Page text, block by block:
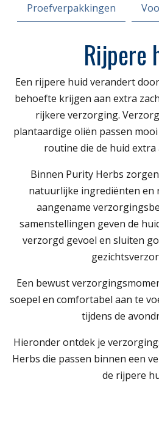
Proefverpakkingen
Rijpere
Een rijpere huid verandert
behoefte krijgen aan extra
rijkere verzorging.
plantaardige oliën passen
routine die de huid extra
Binnen Purity Herbs
natuurlijke ingrediënten en
aangename
samenstellingen geven de
verzorgd gevoel en sluiten
Een bewust
soepel en comfortabel aan te
tijdens de
Hieronder ontdek je
Herbs die passen binnen een
de rijpere